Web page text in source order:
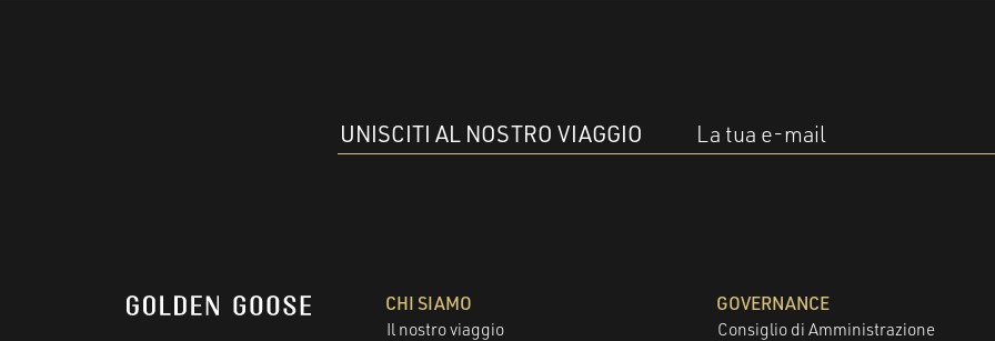
UNISCITI AL NOSTRO VIAGGIO La tua e-mail
CHI SIAMO
Il nostro viaggio
GOVERNANCE
Consiglio di Amministrazione